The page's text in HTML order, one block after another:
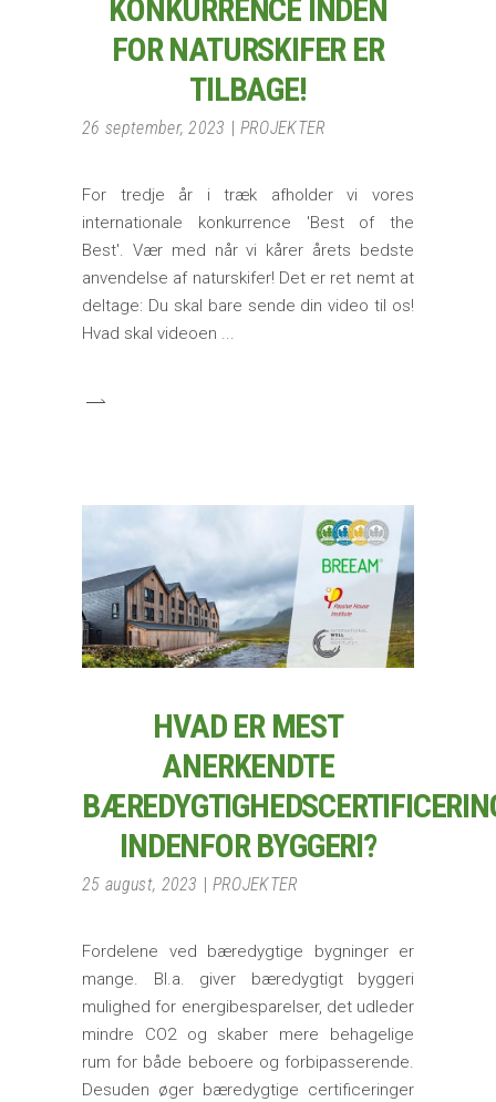
KONKURRENCE INDEN
FOR NATURSKIFER ER
TILBAGE!
26 september, 2023 PROJEKTER
For tredje år i træk afholder vi vores
internationale konkurrence 'Best of the
Best'. Vær med når vi kårer årets bedste
anvendelse af naturskifer! Det er ret nemt at
deltage: Du skal bare sende din video til os!
Hvad skal videoen
HVAD ER MEST
ANERKENDTE
INDENFOR BYGGERI?
25 august, 2023 PROJEKTER
Fordelene ved bæredygtige bygninger er
mange. Bl.a. giver bæredygtigt byggeri
mulighed for energibesparelser, det udleder
mindre CO2 og skaber mere behagelige
rum for både beboere og forbipasserende.
Desuden øger bæredygtige certificeringer